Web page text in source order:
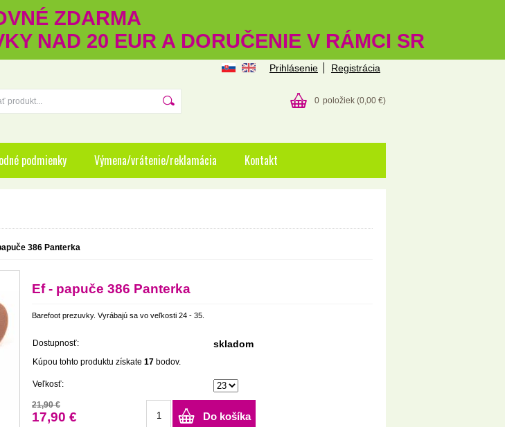
ZDARMA
NAD 20 EUR A DORUČENIE V RÁMCI SR
Prihlásenie Registrácia
0 položiek (0,00 €)
podmienky Výmena/vrátenie/reklamácia Kontakt
386 Panterka
Ef - papuče 386 Panterka
Barefoot prezuvky. Vyrábajú sa vo veľkosti 24 - 35.
Dostupnosť: skladom
Kúpou tohto produktu získate 17 bodov.
Veľkosť:
21,90 €
17,90 € Do košíka